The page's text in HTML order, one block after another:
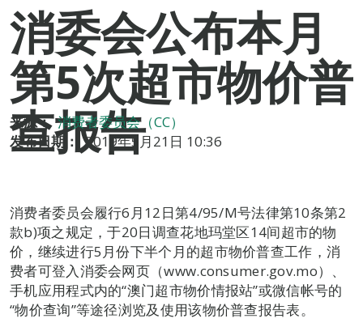
消委会公布本月
第5次超市物价普
查报告
来源： 消费者委员会（CC）
发布日期：
2019年5月21日 10:36
消费者委员会履行6月12日第4/95/M号法律第10条第2
款b)项之规定，于20日调查花地玛堂区14间超市的物
价，继续进行5月份下半个月的超市物价普查工作，消
费者可登入消委会网页（www.consumer.gov.mo）、
手机应用程式内的“澳门超市物价情报站”或微信帐号的
“物价查询”等途径浏览及使用该物价普查报告表。